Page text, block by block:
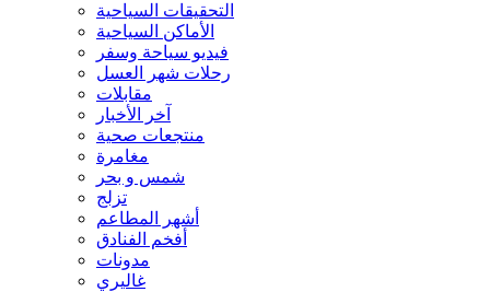
التحقيقات السياحية
الأماكن السياحية
فيديو سياحة وسفر
رحلات شهر العسل
مقابلات
آخر الأخبار
منتجعات صحية
مغامرة
شمس و بحر
تزلج
أشهر المطاعم
أفخم الفنادق
مدونات
غاليري